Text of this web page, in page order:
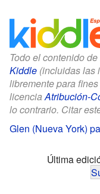
Todo el contenido
Kiddle (incluidas las
libremente para
licenciaAtribución-
lo contrario. Citar
Glen (Nueva York)
Última